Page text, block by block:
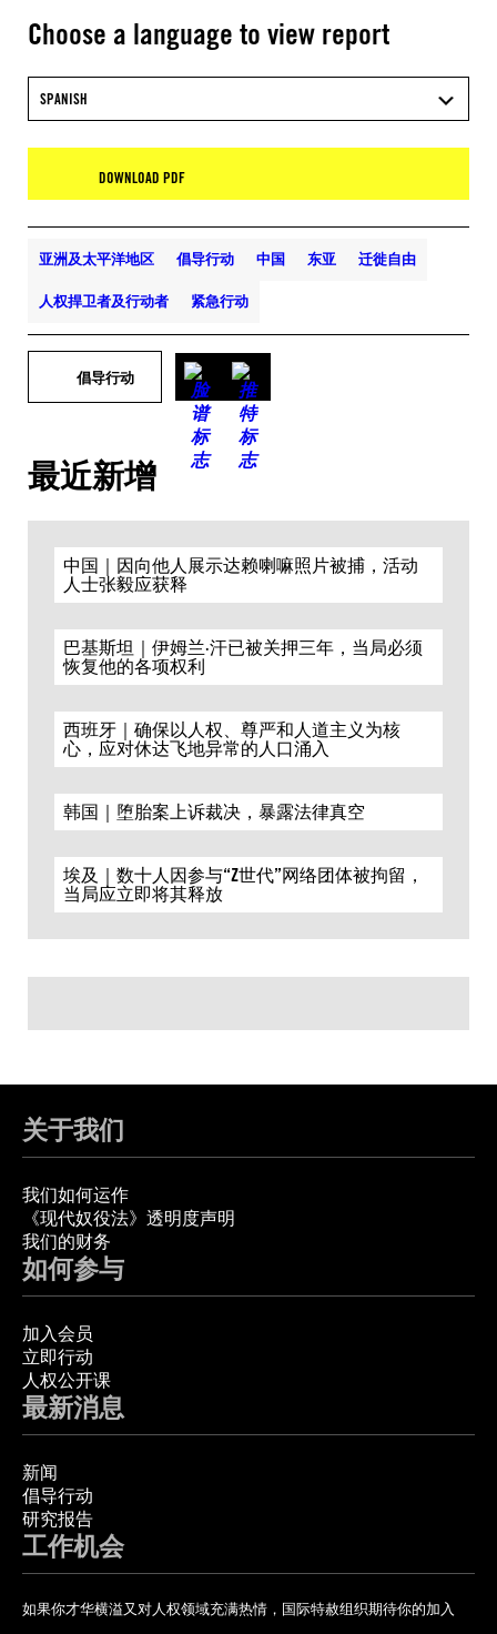
Choose a language to view report
SPANISH
DOWNLOAD PDF
亚洲及太平洋地区 倡导行动 中国 东亚 迁徙自由
人权捍卫者及行动者 紧急行动
倡导行动
最近新增
中国｜因向他人展示达赖喇嘛照片被捕，活动
人士张毅应获释
巴基斯坦｜伊姆兰·汗已被关押三年，当局必须
恢复他的各项权利
西班牙｜确保以人权、尊严和人道主义为核
心，应对休达飞地异常的人口涌入
韩国｜堕胎案上诉裁决，暴露法律真空
埃及｜数十人因参与“Z世代”网络团体被拘留，
当局应立即将其释放
关于我们
我们如何运作
《现代奴役法》透明度声明
我们的财务
如何参与
加入会员
立即行动
人权公开课
最新消息
新闻
倡导行动
研究报告
工作机会
如果你才华横溢又对人权领域充满热情，国际特赦组织期待你的加入